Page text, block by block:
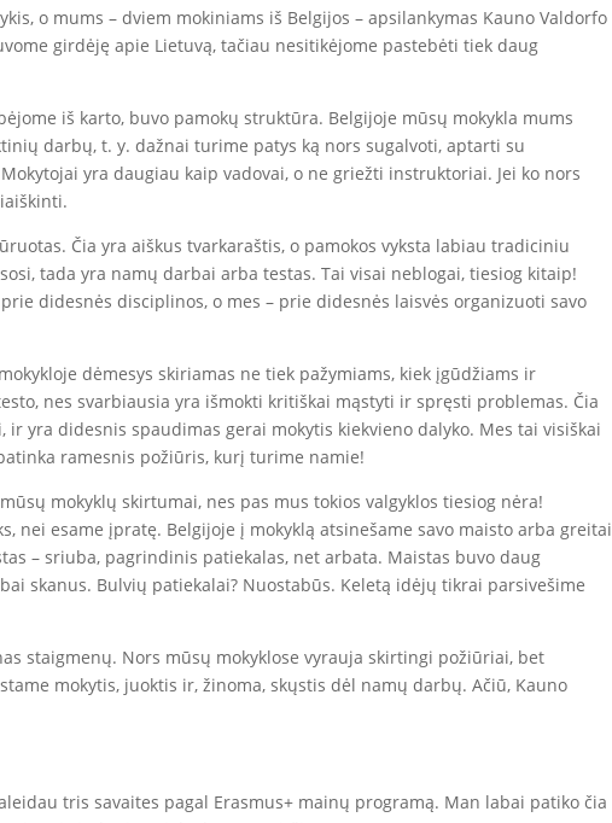
o mums – dviem mokiniams iš Belgijos – apsilankymas Kauno Valdorfo
girdėję apie Lietuvą, tačiau nesitikėjome pastebėti tiek daug
iš karto, buvo pamokų struktūra. Belgijoje mūsų mokykla mums
darbų, t. y. dažnai turime patys ką nors sugalvoti, aptarti su
yra daugiau kaip vadovai, o ne griežti instruktoriai. Jei ko nors
Čia yra aiškus tvarkaraštis, o pamokos vyksta labiau tradiciniu
tada yra namų darbai arba testas. Tai visai neblogai, tiesiog kitaip!
didesnės disciplinos, o mes – prie didesnės laisvės organizuoti savo
dėmesys skiriamas ne tiek pažymiams, kiek įgūdžiams ir
nes svarbiausia yra išmokti kritiškai mąstyti ir spręsti problemas. Čia
yra didesnis spaudimas gerai mokytis kiekvieno dalyko. Mes tai visiškai
ramesnis požiūris, kurį turime namie!
mokyklų skirtumai, nes pas mus tokios valgyklos tiesiog nėra!
nei esame įpratę. Belgijoje į mokyklą atsinešame savo maisto arba greitai
– sriuba, pagrindinis patiekalas, net arbata. Maistas buvo daug
skanus. Bulvių patiekalai? Nuostabūs. Keletą idėjų tikrai parsivešime
staigmenų. Nors mūsų mokyklose vyrauja skirtingi požiūriai, bet
mokytis, juoktis ir, žinoma, skųstis dėl namų darbų. Ačiū, Kauno
tris savaites pagal Erasmus+ mainų programą. Man labai patiko čia